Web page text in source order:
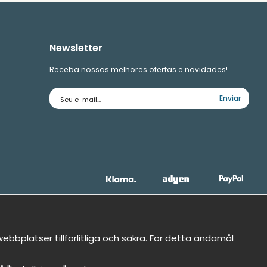
Newsletter
Receba nossas melhores ofertas e novidades!
Endereço
de
Enviar
tillförlitliga och säkra. För detta ändamål